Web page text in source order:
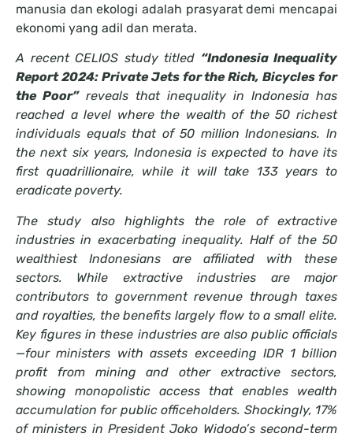
manusia dan ekologi adalah prasyarat demi mencapai
ekonomi yang adil dan merata.
A recent CELIOS study titled “Indonesia Inequality
Report 2024: Private Jets for the Rich, Bicycles for
the Poor”reveals that inequality in Indonesia has
reached a level where the wealth of the 50 richest
individuals equals that of 50 million Indonesians. In
the next six years, Indonesia is expected to have its
first quadrillionaire, while it will take 133 years to
eradicate poverty.
The study also highlights the role of extractive
industries in exacerbating inequality. Half of the 50
wealthiest Indonesians are affiliated with these
sectors. While extractive industries are major
contributors to government revenue through taxes
and royalties, the benefits largely flow to a small elite.
Key figures in these industries are also public officials
—four ministers with assets exceeding IDR 1 billion
profit from mining and other extractive sectors,
showing monopolistic access that enables wealth
accumulation for public officeholders. Shockingly, 17%
of ministers in President Joko Widodo’s second-term